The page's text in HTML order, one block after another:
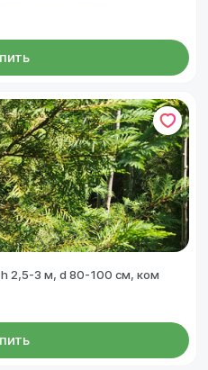
2,5-3 м, d 80-100 см, ком